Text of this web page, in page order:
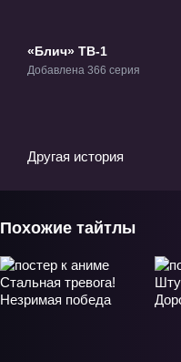
«Блич» ТВ-1
Добавлена 366 серия
Другая история
Похожие тайтлы